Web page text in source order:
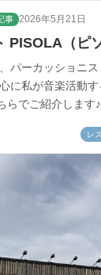
事 2026年5月21日
PISOLA（ピ
パーカッショニ
に私が音楽活動
でご紹介します
レ